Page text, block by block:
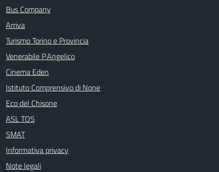
Bus Company
Arriva
Turismo Torino e Provincia
Venerabile P.Angelico
Cinema Eden
Istituto Comprensivo di None
Eco del Chisone
ASL TO5
SMAT
Informativa privacy
Note legali